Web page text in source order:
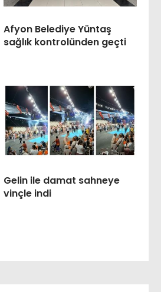
Afyon Belediye Yüntaş
sağlık kontrolünden geçti
Gelin ile damat sahneye
vinçle indi